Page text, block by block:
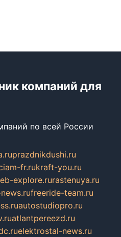
компаний для
по всей России
prazdnikdushi.ru
fr.rukraft-you.ru
explore.rurastenuya.ru
freeride-team.ru
autostudiopro.ru
atlantpereezd.ru
elektrostal-news.ru